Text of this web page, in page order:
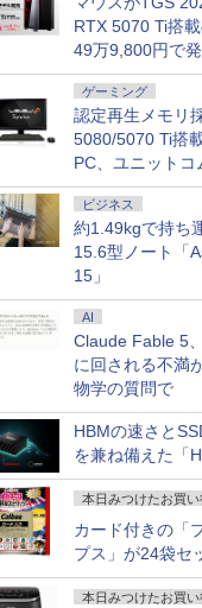
RTX 5070 Ti搭
49万9,800円で
ゲーミング
認定再生メモリ
5080/5070 Ti搭
PC、ユニットコ
ビジネス
約1.49kgで持ち
15.6型ノート「
15」
AI
Claude Fable 5
に回される不満
物学の質問で
HBMの速さと
を兼ね備えた「
本日みつけたお買い
カード付きの「
プス」が24袋セ
本日みつけたお買い